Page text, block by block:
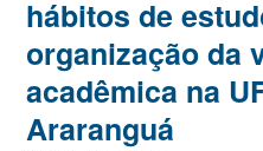
hábitos de
organização da
acadêmica na
Araranguá